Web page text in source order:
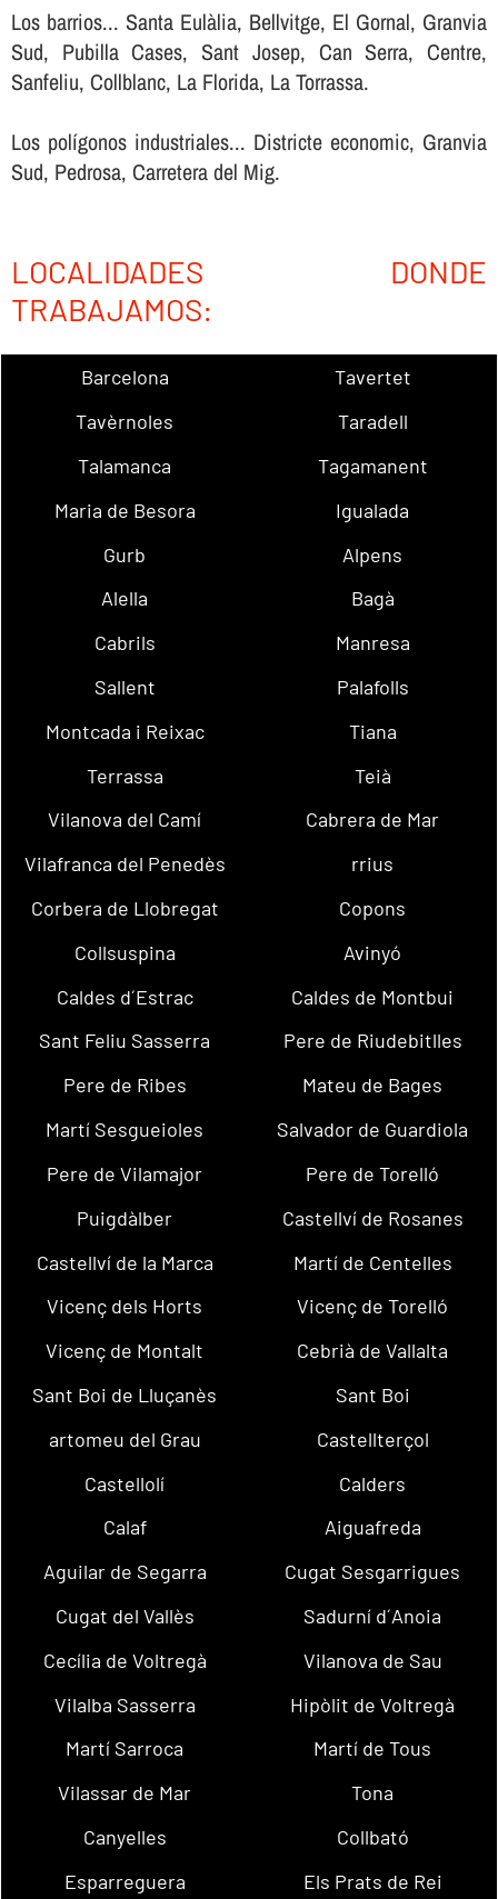
Los barrios... Santa Eulàlia, Bellvitge, El Gornal, Granvia
Sud, Pubilla Cases, Sant Josep, Can Serra, Centre,
Sanfeliu, Collblanc, La Florida, La Torrassa.
Los polígonos industriales... Districte economic, Granvia
Sud, Pedrosa, Carretera del Mig.
LOCALIDADES DONDE
TRABAJAMOS:
Barcelona
Tavertet
Tavèrnoles
Taradell
Talamanca
Tagamanent
Maria de Besora
Igualada
Gurb
Alpens
Alella
Bagà
Cabrils
Manresa
Sallent
Palafolls
Montcada i Reixac
Tiana
Terrassa
Teià
Vilanova del Camí
Cabrera de Mar
Vilafranca del Penedès
rrius
Corbera de Llobregat
Copons
Collsuspina
Avinyó
Caldes d´Estrac
Caldes de Montbui
Sant Feliu Sasserra
Pere de Riudebitlles
Pere de Ribes
Mateu de Bages
Martí Sesgueioles
Salvador de Guardiola
Pere de Vilamajor
Pere de Torelló
Puigdàlber
Castellví de Rosanes
Castellví de la Marca
Martí de Centelles
Vicenç dels Horts
Vicenç de Torelló
Vicenç de Montalt
Cebrià de Vallalta
Sant Boi de Lluçanès
Sant Boi
artomeu del Grau
Castellterçol
Castellolí
Calders
Calaf
Aiguafreda
Aguilar de Segarra
Cugat Sesgarrigues
Cugat del Vallès
Sadurní d´Anoia
Cecília de Voltregà
Vilanova de Sau
Vilalba Sasserra
Hipòlit de Voltregà
Martí Sarroca
Martí de Tous
Vilassar de Mar
Tona
Canyelles
Collbató
Esparreguera
Els Prats de Rei